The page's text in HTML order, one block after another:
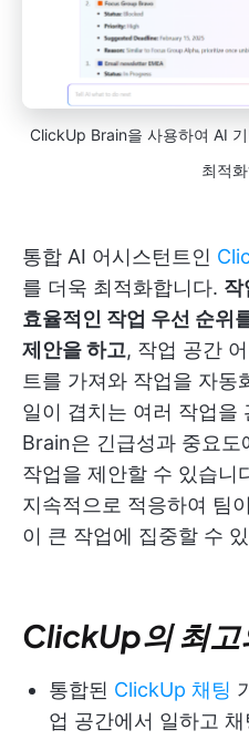
ClickUp Brain을 사용하여 AI
최적
통합 AI 어시스턴트인
를 더욱 최적화합니다. 작
효율적인 작업 우선 순위
제안을 하고, 작업 공간
트를 가져와 작업을 자동
일이 겹치는 여러 작업을
Brain은 긴급성과 중요
작업을 제안할 수 있습니
지속적으로 적응하여 팀
이 큰 작업에 집중할 수
ClickUp의 최고
통합된 ClickUp 채팅
업 공간에서 일하고